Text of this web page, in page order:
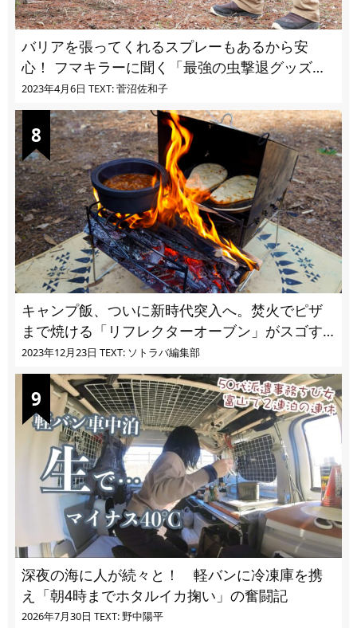
バリアを張ってくれるスプレーもあるから安
心！ フマキラーに聞く「最強の虫撃退グッズ
vol.4」【キャンプサイトで使う虫よけ】
2023年4月6日 TEXT: 菅沼佐和子
キャンプ飯、ついに新時代突入へ。焚火でピザ
まで焼ける「リフレクターオーブン」がスゴす
ぎる
2023年12月23日 TEXT: ソトラバ編集部
深夜の海に人が続々と！ 軽バンに冷凍庫を携
え「朝4時までホタルイカ掬い」の奮闘記
2026年7月30日 TEXT: 野中陽平